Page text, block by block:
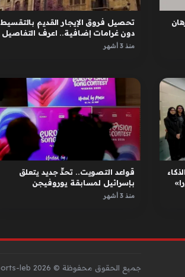
تحصيل فروق الإيجار القديم بالتقسيط
دون غرامات إضافية.. اعرف التفاصيل
منذ 3 أشهر
قواعد التصويت.. تحدٍّ جديد يتعلق
بإسرائيل لمسابقة يوروفيجن
منذ 3 أشهر
جميع الحقوق محفوظة © sports-leb 2026